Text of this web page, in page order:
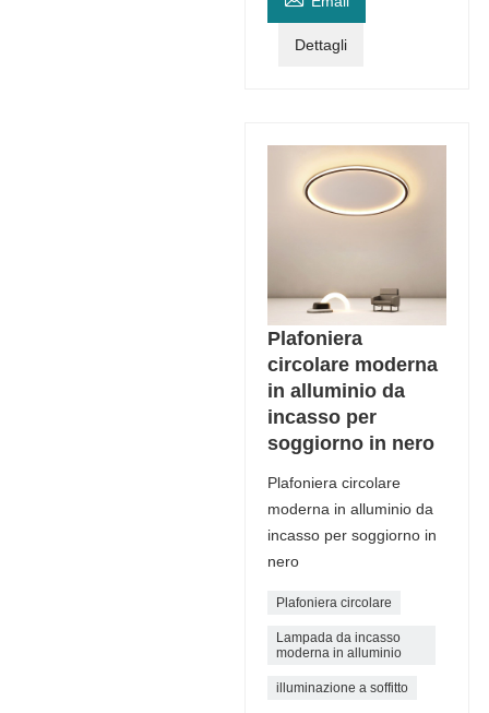
Dettagli
Plafoniera
circolare moderna
in alluminio da
incasso per
soggiorno in nero
Plafoniera circolare
moderna in alluminio da
incasso per soggiorno in
nero
Plafoniera circolare
Lampada da incasso
moderna in alluminio
illuminazione a soffitto